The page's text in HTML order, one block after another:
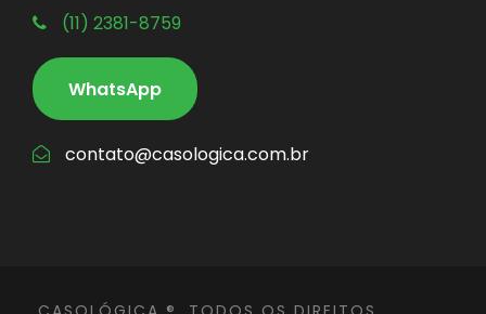
(11) 2381-8759
WhatsApp
contato@casologica.com.br